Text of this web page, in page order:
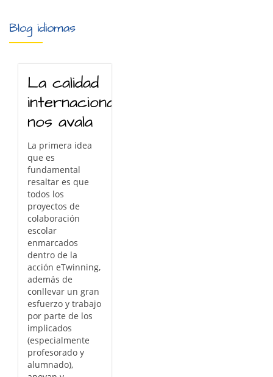
Blog idiomas
La calidad
internacional
nos avala
La primera idea
que es
fundamental
resaltar es que
todos los
proyectos de
colaboración
escolar
enmarcados
dentro de la
acción eTwinning,
además de
conllevar un gran
esfuerzo y trabajo
por parte de los
implicados
(especialmente
profesorado y
alumnado),